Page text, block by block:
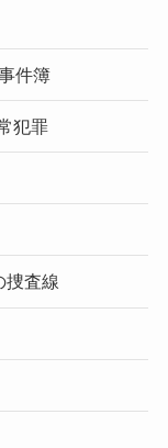
件簿
犯罪
捜査線